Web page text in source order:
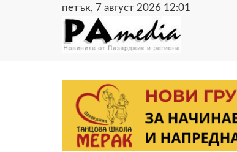
петък, 7 август 2026 12:01